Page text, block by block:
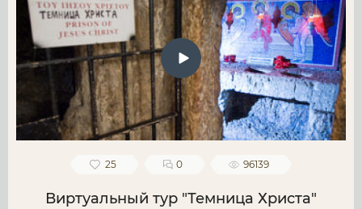
25 0 96139
Виртуальный тур "Темница Христа"